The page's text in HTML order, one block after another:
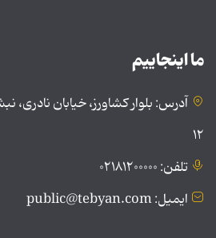
ما اینجاییم
آدرس: بلوار کشاورز، خیابان
۱۲
تلفن: ۰۲۱۸۱۲۰۰۰۰۰
ایمیل: public@tebyan.com